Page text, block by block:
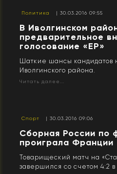
Политика | 30.03.2016 09:55
​В Иволгинском
предварительное
голосование «ЕР»
Шаткие шансы кандидатов
Иволгинского района.
Читать далее...
Спорт | 30.03.2016 09:06
Сборная России по
проиграла Франции
Товарищеский матч на
завершился со счетом 4:2 в